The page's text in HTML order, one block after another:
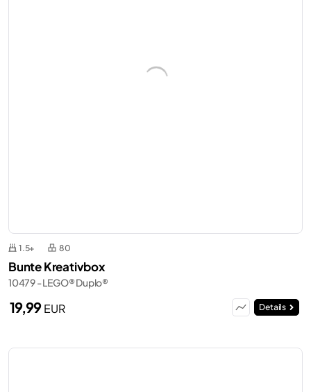
1.5+ 80
Bunte Kreativbox
10479 - LEGO® Duplo®
19,99EUR Details